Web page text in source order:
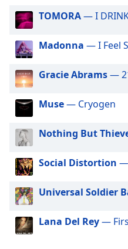
Picture
Fullscreen
This
modal
window.
Beginning
dialog
window.
Escape
cancel
and
close
TOMORA— I
Madonna — I Feel
Gracie Abrams—
Muse— Cryogen
Nothing But
Social Distortion —
Universal Soldier
Lana Del Rey—